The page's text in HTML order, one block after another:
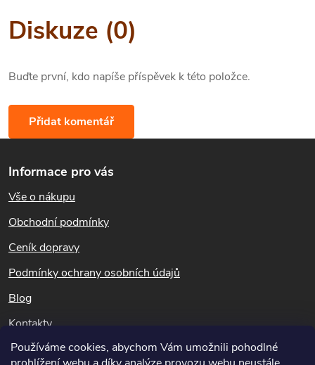
Používáme cookies, abychom Vám umožnili pohodlné
Diskuze (0)
Buďte první, kdo napíše příspěvek k této položce.
Přidat komentář
á
p
a
Informace pro vás
Vše o nákupu
Obchodní podmínky
Ceník dopravy
Podmínky ochrany osobních údajů
Blog
Kontakty
Dotazy k objednávkám